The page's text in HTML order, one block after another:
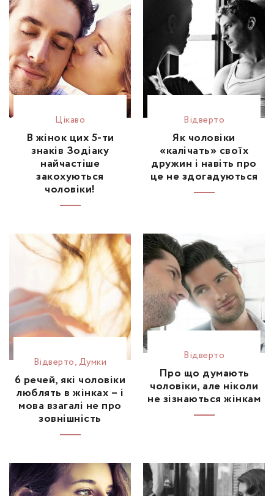
Цікаво
В жінок цих 5-ти
знаків Зодіаку
найчастіше
закохуються
чоловіки!
Відвертo
Як чоловіки
«калічать» своїх
дружин і навіть про
це не здогадуються
Відвертo,Думки
6 речей, які чоловіки
люблять в жінках – і
мова взагалі не про
зовнішність
Відвертo
Про що думають
чоловіки, але ніколи
не зізнаються жінкам